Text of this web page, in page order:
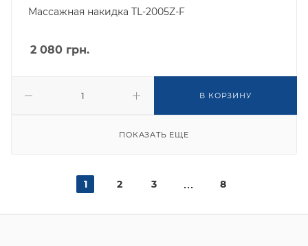
Массажная накидка TL-2005Z-F
2 080 грн.
В КОРЗИНУ
ПОКАЗАТЬ ЕЩЕ
1 2 3 8